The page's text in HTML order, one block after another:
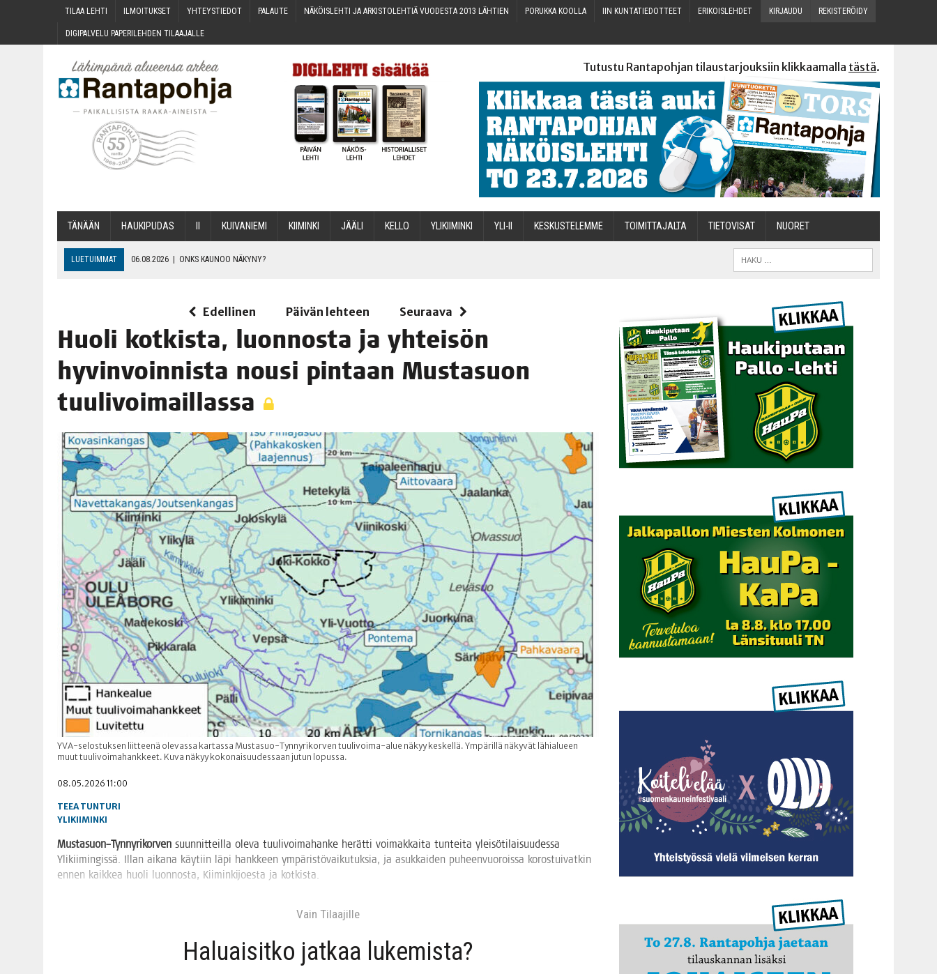
TILAA LEH­TI ILMOI­TUK­SET YHTEYS­TIE­DOT PALAU­TE NÄKÖIS­LEH­TI JA ARKIS­TO­LEH­TIÄ VUO­DES­TA 2013 LÄHTIEN PORUK­KA KOOLLA IIN KUN­TA­TIE­DOT­TEET ERI­KOIS­LEH­DET KIR­JAU­DU REKIS­TE­RÖI­DY
DIGI­PAL­VE­LU PAPE­RI­LEH­DEN TILAAJALLE
Tutustu Rantapohjan tilaustarjouksiin klikkaamalla tästä.
TÄNÄÄN HAU­KI­PU­DAS KUI­VA­NIE­MI KII­MIN­KI JÄÄ­LI KEL­LO YLI­KII­MIN­KI YLI-II KES­KUS­TE­LEM­ME TOI­MIT­TA­JAL­TA TIETOVISAT NUO­RET
LUETUIMMAT 06.08.2026 | ONKS KAU­NOO NÄKYNY?
OPIN­TOI­HIN KAN­SA­LAIS­OPIS­TOS­SA VOI SAA­DA AVUSTUSTA
06.08.2026 | TOI­VEI­DEN KOTI IISTÄ!
06.08.2026 | KII­MIN­KI­PÄI­VÄT JÄR­JES­TE­TÄÄN PERIN­TEI­TÄ KUNNIOITTAEN
Edellinen Päivän lehteen Seuraava
Huo­li kot­kis­ta, luon­nos­ta ja yhtei­sön
hyvin­voin­nis­ta nousi pin­taan Mus­ta­suon
tuulivoimaillassa
YVA-selostuksen liitteenä olevassa kartassa Mustasuo-Tynnyrikorven tuulivoima-alue näkyy keskellä. Ympärillä näkyvät lähialueen
muut tuulivoimahankkeet. Kuva näkyy kokonaisuudessaan jutun lopussa.
08.05.2026 11:00
TEEA TUNTURI
YLIKIIMINKI
Mustasuon–Tynnyrikorven suun­nit­teil­la ole­va tuu­li­voi­ma­han­ke herät­ti voi­mak­kai­ta tun­tei­ta ylei­sö­ti­lai­suu­des­sa
Yli­kii­min­gis­sä. Illan aika­na käy­tiin läpi hank­keen ympä­ris­tö­vai­ku­tuk­sia, ja asuk­kai­den puheen­vuo­rois­sa koros­tui­vat­kin
ennen kaik­kea huo­li luon­nos­ta, Kii­min­ki­joes­ta ja kotkista.
Vain Tilaa­jil­le
Haluai­sit­ko jat­kaa lukemista?